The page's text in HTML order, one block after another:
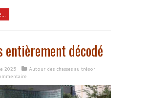
entièrement décodé
2025
Autour des chasses au trésor